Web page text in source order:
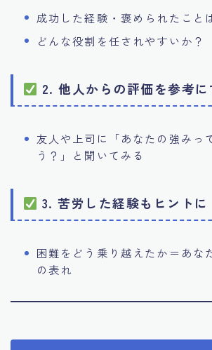
成功した経験・褒められたこと
どんな役割を任されやすいか？
2. 他人からの評価を参考に
友人や上司に「あなたの強みっ
う？」と聞いてみる
3. 苦労した経験もヒントに
困難をどう乗り越えたか＝あな
の表れ